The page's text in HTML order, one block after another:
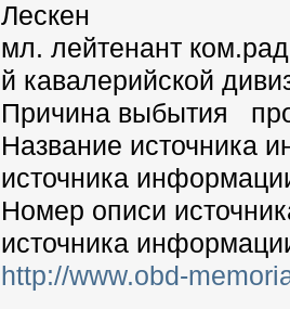
Лескен
мл. лейтенант
й кавалерийской
Причина выбытия
Название
источника
Номер описи
источника
http://www.obd-